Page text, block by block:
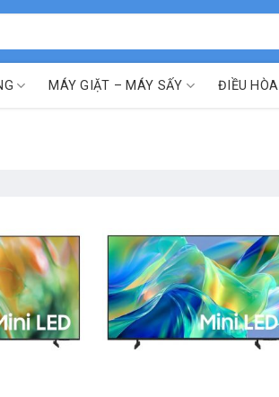
MÁY GIẶT – MÁY SẤY ĐIỀU HÒA